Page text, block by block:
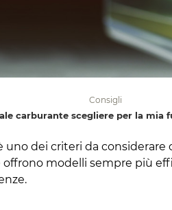
Consigli
carburante scegliere per la mia
dei criteri da
modelli sempre più